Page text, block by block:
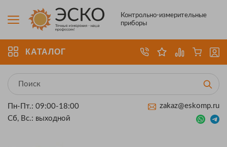
Контрольно-измерительные
приборы
КАТАЛОГ
Пн-Пт.: 09:00-18:00
Сб, Вс.: выходной
zakaz@eskomp.ru